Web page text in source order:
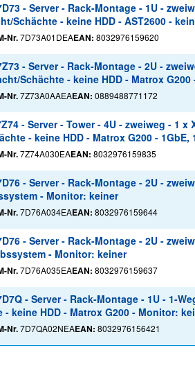
- Server - Rack-Montage - 1U -
Schächte - keine HDD - AST2600 -
Nr.7D73A01DEAEAN: 8032976159620
- Server - Rack-Montage - 2U -
Schächte - keine HDD - Matrox
Nr.7Z73A0AAEAEAN: 0889488771172
- Server - Tower - 4U - zweiweg - 1 x
- keine HDD - Matrox G200 -
Nr.7Z74A030EAEAN: 8032976159835
- Server - Rack-Montage - 2U -
- Monitor: keiner
Nr.7D76A034EAEAN: 8032976159644
- Server - Rack-Montage - 2U -
- Monitor: keiner
Nr.7D76A035EAEAN: 8032976159637
- Server - Rack-Montage - 1U - 1-
keine HDD - Matrox G200 - Monitor:
Nr.7D7QA02NEAEAN: 8032976156421